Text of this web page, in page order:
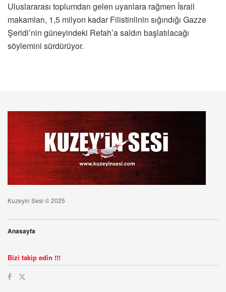
Uluslararası toplumdan gelen uyarılara rağmen İsrail
makamları, 1,5 milyon kadar Filistinlinin sığındığı Gazze
Şeridi’nin güneyindeki Refah’a saldırı başlatılacağı
söylemini sürdürüyor.
Kuzeyin Sesi © 2025
Anasayfa
Bizi takip edin !!!